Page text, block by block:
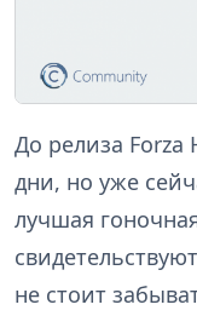
До релиза Forza
дни, но уже
лучшая
не стоит